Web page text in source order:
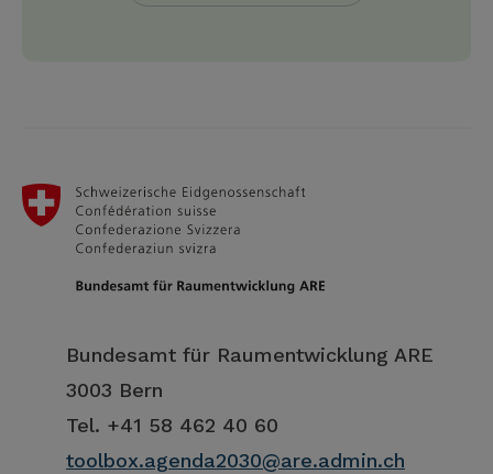
Bundesamt für Raumentwicklung ARE
3003 Bern
Tel. +41 58 462 40 60
toolbox.agenda2030@are.admin.ch